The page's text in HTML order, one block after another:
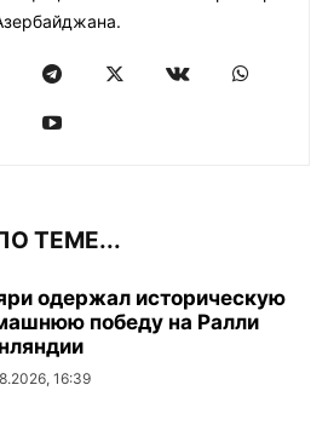
ТЕМЕ...
одержал историческую
победу на Ралли
16:39